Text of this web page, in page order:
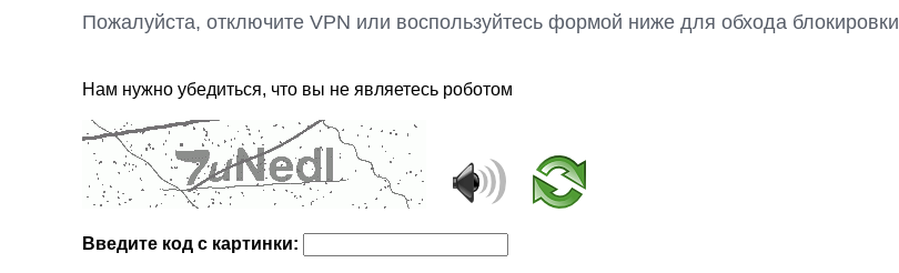
Пожалуйста, отключите VPN или воспользуйтесь формой ниже для обхода блокировки
Нам нужно убедиться, что вы не являетесь роботом
Введите код с картинки: